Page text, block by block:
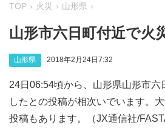
TOP 火災 山形県
山形市六日町付近で火
山形県 2018年2月24日7:32
24日06:54頃から、山形県山形市六
したとの投稿が相次いでいます。
投稿もあります。（JX通信社/